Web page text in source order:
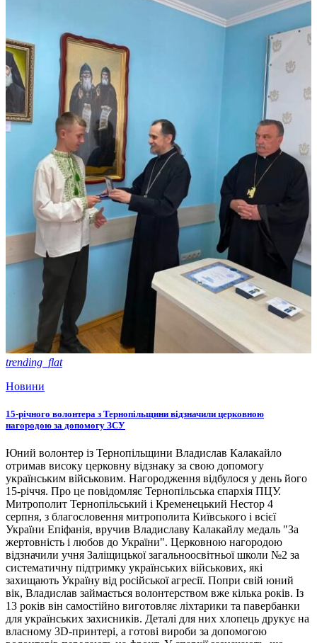
trending_flat
Новини
15-річного волонтера з Тернопільщини відзначили церковною
нагородою за допомогу ЗСУ
Юний волонтер із Тернопільщини Владислав Калакайло
отримав високу церковну відзнаку за свою допомогу
українським військовим. Нагородження відбулося у день його
15-річчя. Про це повідомляє Тернопільська єпархія ПЦУ.
Митрополит Тернопільський і Кременецький Нестор 4
серпня, з благословення митрополита Київського і всієї
України Епіфанія, вручив Владиславу Калакайлу медаль "За
жертовність і любов до України". Церковною нагородою
відзначили учня Заліщицької загальноосвітньої школи №2 за
систематичну підтримку українських військових, які
захищають Україну від російської агресії. Попри свій юний
вік, Владислав займається волонтерством вже кілька років. Із
13 років він самостійно виготовляє ліхтарики та павербанки
для українських захисників. Деталі для них хлопець друкує на
власному 3D-принтері, а готові вироби за допомогою